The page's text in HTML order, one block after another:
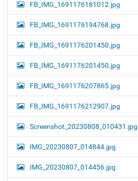
FB_IMG_1691176181012.jpg
FB_IMG_1691176194768.jpg
FB_IMG_1691176201450.jpg
FB_IMG_1691176201450.jpg
FB_IMG_1691176207865.jpg
FB_IMG_1691176212907.jpg
Screenshot_20230808_010431.jpg
IMG_20230807_014844.jpg
IMG_20230807_014456.jpg